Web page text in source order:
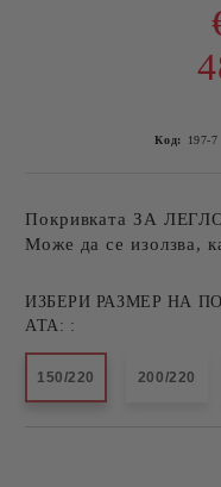
Код: 197-7
Покривката ЗА
Може да се изолзва,
ИЗБЕРИ РАЗМЕР НА
АТА: :
150/220 200/220